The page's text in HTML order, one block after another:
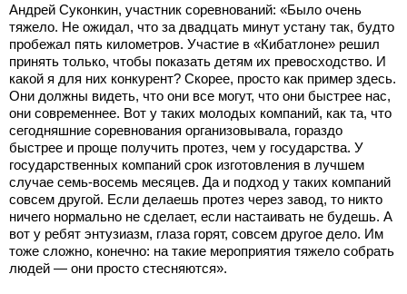
Андрей Суконкин, участник соревнований: «Было очень
тяжело. Не ожидал, что за двадцать минут устану так, будто
пробежал пять километров. Участие в «Кибатлоне» решил
принять только, чтобы показать детям их превосходство. И
какой я для них конкурент? Скорее, просто как пример здесь.
Они должны видеть, что они все могут, что они быстрее нас,
они современнее. Вот у таких молодых компаний, как та, что
сегодняшние соревнования организовывала, гораздо
быстрее и проще получить протез, чем у государства. У
государственных компаний срок изготовления в лучшем
случае семь-восемь месяцев. Да и подход у таких компаний
совсем другой. Если делаешь протез через завод, то никто
ничего нормально не сделает, если настаивать не будешь. А
вот у ребят энтузиазм, глаза горят, совсем другое дело. Им
тоже сложно, конечно: на такие мероприятия тяжело собрать
людей — они просто стесняются».